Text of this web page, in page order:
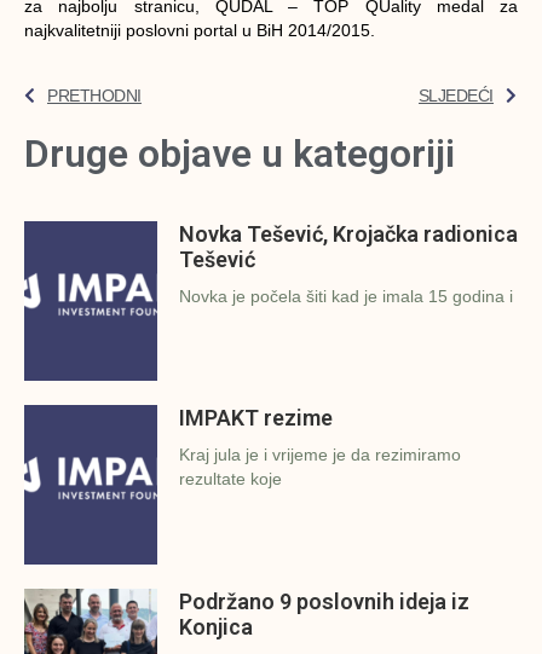
za najbolju stranicu, QUDAL – TOP QUality medal za
najkvalitetniji poslovni portal u BiH 2014/2015.
PRETHODNI SLJEDEĆI
Druge objave u kategoriji
Novka Tešević, Krojačka radionica
Tešević
Novka je počela šiti kad je imala 15 godina i
IMPAKT rezime
Kraj jula je i vrijeme je da rezimiramo
rezultate koje
Podržano 9 poslovnih ideja iz
Konjica